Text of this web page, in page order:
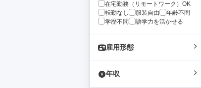
在宅勤務（リモートワーク）OK
転勤なし
服装自由
年齢不問
学歴不問
語学力を活かせる
雇用形態
年収